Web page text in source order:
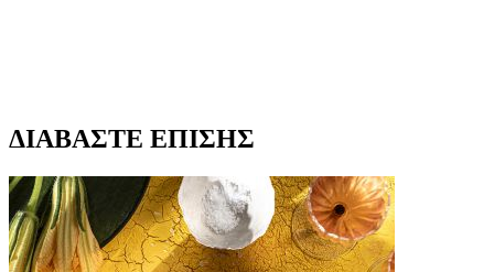
ΔΙΑΒΑΣΤΕ ΕΠΙΣΗΣ